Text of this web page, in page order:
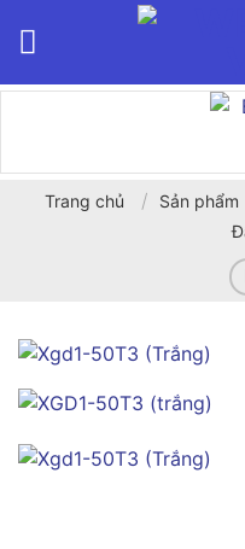
Trang chủ / Sản phẩm